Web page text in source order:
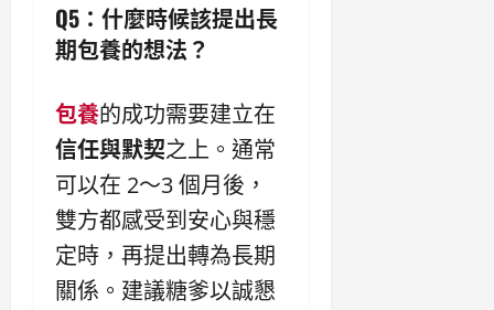
Q5：什麼時候該提出長
期包養的想法？
包養的成功需要建立在
信任與默契之上。通常
可以在 2～3 個月後，
雙方都感受到安心與穩
定時，再提出轉為長期
關係。建議糖爹以誠懇